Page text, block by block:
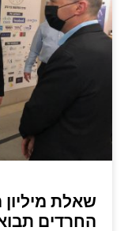
שאלת
החרדים